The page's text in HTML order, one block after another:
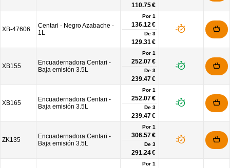
110.75 €
XB-47606
Centari - Negro Azabache -
1L
Por 1
136.12 €
De 3
129.31 €
XB155
Encuadernadora Centari -
Baja emisión 3.5L
Por 1
252.07 €
De 3
239.47 €
XB165
Encuadernadora Centari -
Baja emisión 3.5L
Por 1
252.07 €
De 3
239.47 €
ZK135
Encuadernadora Centari -
Baja emisión 3.5L
Por 1
306.57 €
De 3
291.24 €
Por 1